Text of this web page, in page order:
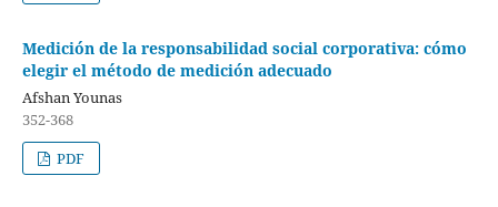
Medición de la responsabilidad social corporativa: cómo
elegir el método de medición adecuado
Afshan Younas
352-368
PDF